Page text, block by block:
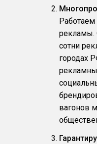
рекламы.
сотни
городах
вагонов